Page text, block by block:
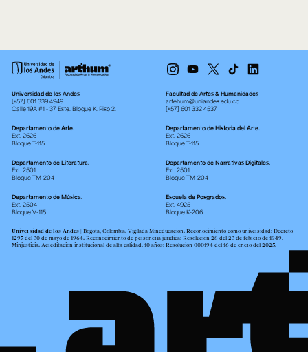
Universidad de los Andes
[+57] 601 339 4949
Calle 19A #1 - 37 Este. Bloque K. Piso 2.
Facultad de Artes & Humanidades
artehum@uniandes.edu.co
[+57] 601 332 4537
Departamento de Arte.
Ext. 2626
Bloque T-115
Departamento de Historia del Arte.
Ext. 2626
Bloque T-115
Departamento de Literatura.
Ext. 2501
Bloque TM-204
Departamento de Narrativas Digitales.
Ext. 2501
Bloque TM-204
Departamento de Música.
Ext. 2504
Bloque V-115
Escuela de Posgrados.
Ext. 4925
Bloque K-206
Universidad de los Andes| Bogotá, Colombia. Vigilada Mineducación. Reconocimiento como universidad: Decreto
1297 del 30 de mayo de 1964. Reconocimiento de personería jurídica: Resolución 28 del 23 de febrero de 1949,
Minjusticia. Acreditación institucional de alta calidad, 10 años: Resolución 000194 del 16 de enero del 2025.